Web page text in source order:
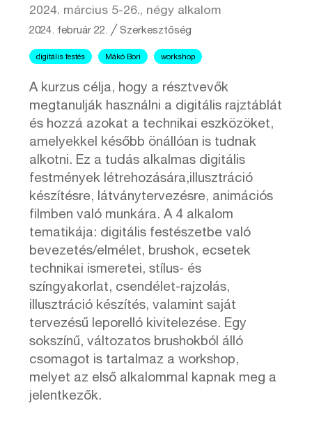
2024. március 5-26., négy alkalom
2024. február 22. ╱Szerkesztőség
digitális festés Mákó Bori workshop
A kurzus célja, hogy a résztvevők
megtanulják használni a digitális rajztáblát
és hozzá azokat a technikai eszközöket,
amelyekkel később önállóan is tudnak
alkotni. Ez a tudás alkalmas digitális
festmények létrehozására,illusztráció
készítésre, látványtervezésre, animációs
filmben való munkára. A 4 alkalom
tematikája: digitális festészetbe való
bevezetés/elmélet, brushok, ecsetek
technikai ismeretei, stílus- és
színgyakorlat, csendélet-rajzolás,
illusztráció készítés, valamint saját
tervezésű leporelló kivitelezése. Egy
sokszínű, változatos brushokból álló
csomagot is tartalmaz a workshop,
melyet az első alkalommal kapnak meg a
jelentkezők.